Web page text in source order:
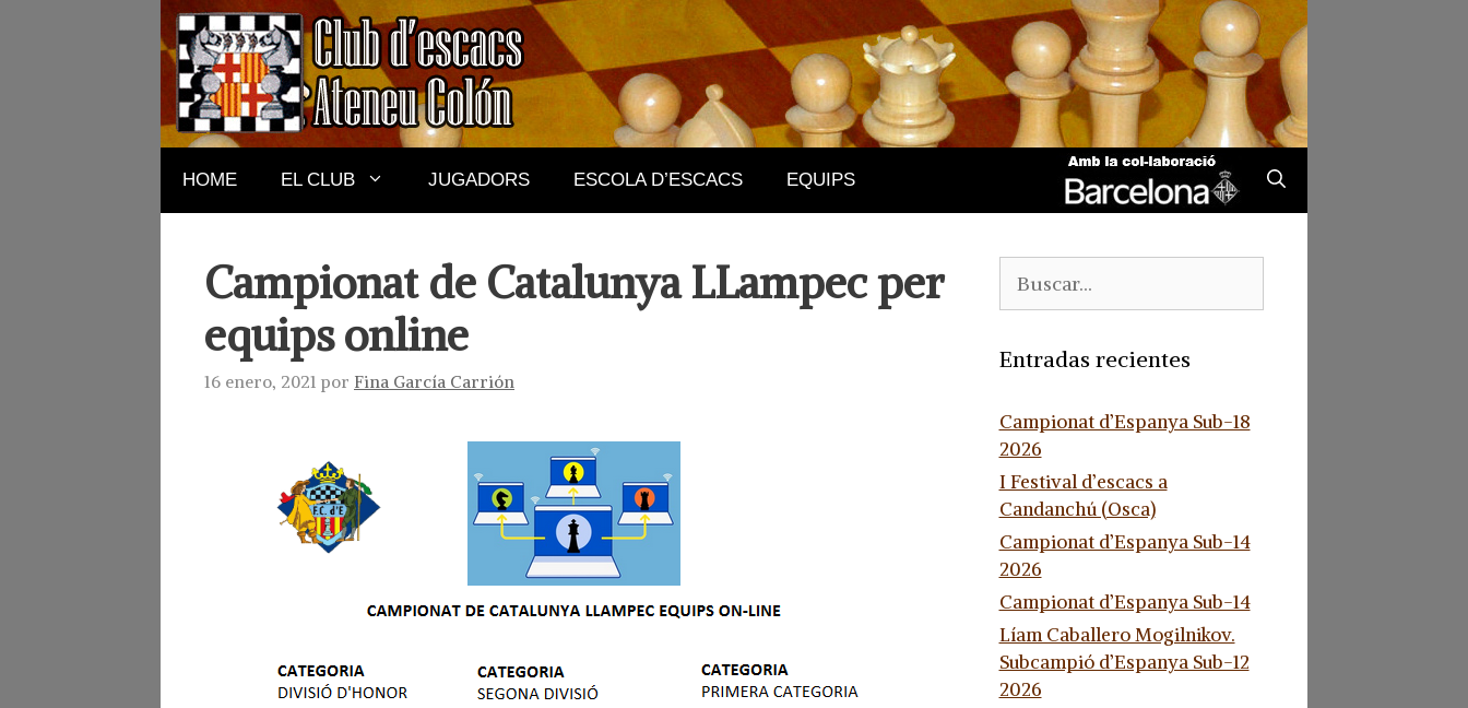
HOME EL CLUB JUGADORS ESCOLA D’ESCACS EQUIPS
Campionat de Catalunya LLampec per
equips online
16 enero, 2021 por Fina García Carrión
Entradas recientes
Campionat d’Espanya Sub-18
2026
I Festival d’escacs a
Candanchú (Osca)
Campionat d’Espanya Sub-14
2026
Campionat d’Espanya Sub-14
Líam Caballero Mogilnikov.
Subcampió d’Espanya Sub-12
2026